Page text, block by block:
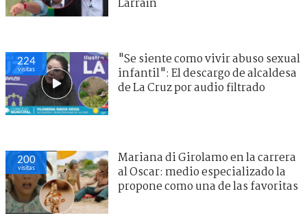
Larraín
224
visitas
"Se siente como vivir abuso sexual
infantil": El descargo de alcaldesa
de La Cruz por audio filtrado
200
visitas
Mariana di Girolamo en la carrera
al Oscar: medio especializado la
propone como una de las favoritas